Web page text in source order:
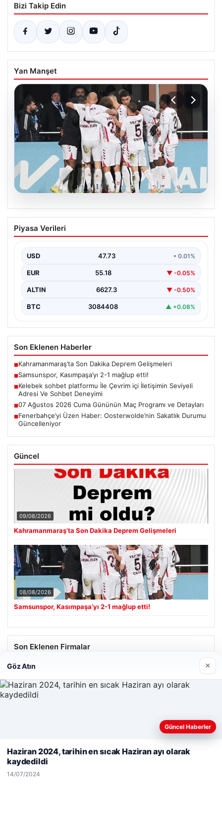
Bizi Takip Edin
Yan Manşet
08.08.2026
Samsunspor, Kasımpaşa’yı 2-1 mağlup
etti!
yeni sezon hazırlıklarını hız kesmeden sürdürüyor. Bu
kapsamda,…
Piyasa Verileri
USD 47.73 • 0.01%
EUR 55.18 ▼ -0.05%
ALTIN 6627.3 ▼ -0.50%
BTC 3084408 ▲ +0.08%
Son Eklenen Haberler
■Kahramanmaraş’ta Son Dakika Deprem Gelişmeleri
■Samsunspor, Kasımpaşa’yı 2-1 mağlup etti!
■Kelebek sohbet platformu İle Çevrim içi İletişimin Seviyeli
Adresi Ve Sohbet Deneyimi
■07 Ağustos 2026 Cuma Gününün Maç Programı ve Detayları
■Fenerbahçe’yi Üzen Haber: Oosterwolde’nin Sakatlık Durumu
Güncelleniyor
Güncel
09/08/2026
Kahramanmaraş’ta Son Dakika Deprem Gelişmeleri
08/08/2026
Samsunspor, Kasımpaşa’yı 2-1 mağlup etti!
Son Eklenen Firmalar
Hastaş Beton
26/05/2026
© 2026 Haber Geldi – Güncel Haberler
Web sitemizi nasıl kullandığınızı daha iyi anlayabilmek,
kullanıyoruz.Çerez Politikamız
Göz Atın ×
Güncel Haberler
Haziran 2024, tarihin en sıcak Haziran ayı olarak
kaydedildi
14/07/2024
Yeminli Tercüman